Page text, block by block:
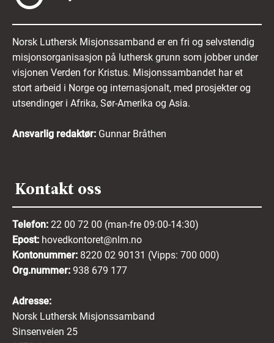
Norsk Luthersk Misjonssamband er en fri og selvstendig
misjonsorganisasjon på luthersk grunn som jobber under
visjonen Verden for Kristus. Misjonssambandet har et
stort arbeid i Norge og internasjonalt, med prosjekter og
utsendinger i Afrika, Sør-Amerika og Asia.
Ansvarlig redaktør: Gunnar Bråthen
Kontakt oss
Telefon: 22 00 72 00 (man-fre 09:00-14:30)
Epost: hovedkontoret@nlm.no
Kontonummer: 8220 02 90131 (Vipps: 700 000)
Org.nummer: 938 679 177
Adresse:
Norsk Luthersk Misjonssamband
Sinsenveien 25